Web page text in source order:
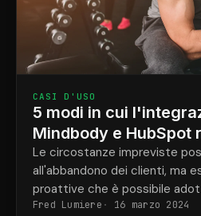
CASI D'USO
5 modi in cui
Mindbody e HubSpot
l'abbandono dei
Le circostanze impreviste
all'abbandono dei clienti, ma
proattive che è possibile
Integrando Mindbody e
Fred Lumiere 16 marzo 2024